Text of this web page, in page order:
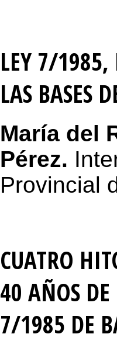
LEY 7/1985,
LAS BASES
María del
Pérez.
Provincial
CUATRO
40 AÑOS
7/1985 DE